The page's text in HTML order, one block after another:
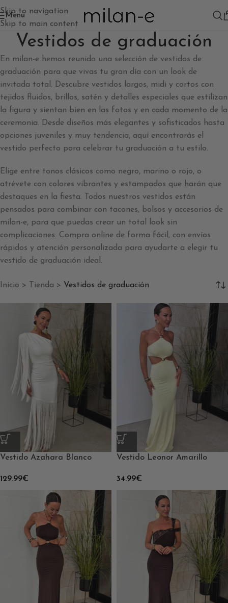
Skip to navigation
Skip to main content
Menú
Vestidos de graduación
En milan-e hemos reunido una selección de vestidos de
graduación para que vivas tu gran día con un look de
invitada total. Descubre vestidos largos, midi y cortos con
tejidos fluidos, brillos, satén y detalles especiales que estilizan
la figura y sientan bien en las fotos y en cada momento de la
ceremonia. Desde diseños más elegantes y sofisticados hasta
opciones juveniles y muy tendencia, aquí encontrarás el
vestido perfecto para celebrar tu graduación a tu estilo.
Elige entre tonos clásicos como negro, marino o rojo, o
atrévete con colores vibrantes y estampados que harán que
destaques en la fiesta. Todos nuestros vestidos están
pensados para combinar con tacones, bolsos y accesorios de
milan-e, para que puedas crear un total look sin
complicaciones. Compra online de forma fácil, con envíos
rápidos y atención personalizada para ayudarte a elegir tu
vestido de graduación ideal.
Inicio > Tienda > Vestidos de graduación
Vestido Azahara Blanco
129.99€
Vestido Leonor Amarillo
34.99€